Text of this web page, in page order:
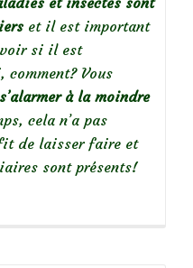
et il est important
si il est
comment? Vous
à la moindre
cela n’a pas
de laisser faire et
sont présents!